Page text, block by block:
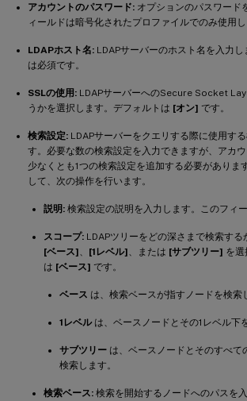
アカウントのパスワード: オプションのパスワード
ィールドは暗号化されたプロファイルでのみ使用し
LDAPホスト名: LDAPサーバーのホスト名を入力
は必須です。
SSLの使用: LDAPサーバーへのSecure Socket
うかを選択します。デフォルトは [オン] です。
検索設定: LDAPサーバーをクエリする際に使用す
す。必要な数の検索設定を入力できますが、アカ
少なくとも1つの検索設定を追加する必要があります
して、次の操作を行います。
説明: 検索設定の説明を入力します。このフィ
スコープ: LDAPツリーをどの深さまで検索する
[ベース]
[1レベル] 、または [サブツリー] を選
は [ベース] です。
ベース は、検索ベースが指すノードを検索
1レベルは、ベースノードとその1レベル下
サブツリー は、ベースノードとそのすべて
検索します。
検索ベース: 検索を開始するノードへのパスを